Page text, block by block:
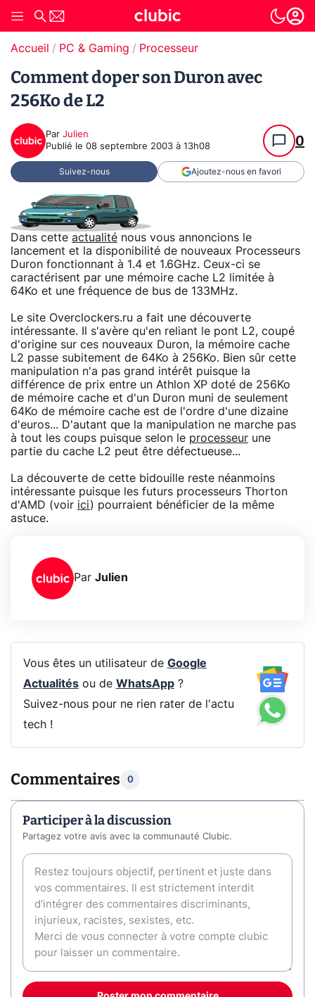
Accueil PC & Gaming Processeur
Comment doper son Duron avec
256Ko de L2
Par Julien
Publié le 08 septembre 2003 à 13h08 0
Suivez-nous Ajoutez-nous en favori
Dans cette actualité nous vous annoncions le
lancement et la disponibilité de nouveaux Processeurs
Duron fonctionnant à 1.4 et 1.6GHz. Ceux-ci se
caractérisent par une mémoire cache L2 limitée à
64Ko et une fréquence de bus de 133MHz.
Le site Overclockers.ru a fait une découverte
intéressante. Il s'avère qu'en reliant le pont L2, coupé
d'origine sur ces nouveaux Duron, la mémoire cache
L2 passe subitement de 64Ko à 256Ko. Bien sûr cette
manipulation n'a pas grand intérêt puisque la
différence de prix entre un Athlon XP doté de 256Ko
de mémoire cache et d'un Duron muni de seulement
64Ko de mémoire cache est de l'ordre d'une dizaine
d'euros... D'autant que la manipulation ne marche pas
à tout les coups puisque selon le processeur une
partie du cache L2 peut être défectueuse...
La découverte de cette bidouille reste néanmoins
intéressante puisque les futurs processeurs Thorton
d'AMD (voir ici) pourraient bénéficier de la même
astuce.
Par Julien
Vous êtes un utilisateur de Google
Actualitésou de WhatsApp?
Suivez-nous pour ne rien rater de l'actu
tech !
Commentaires 0
Participer à la discussion
Partagez votre avis avec la communauté Clubic.